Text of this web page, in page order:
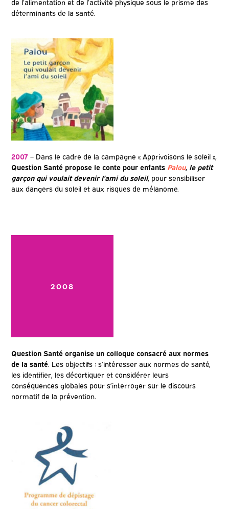
déterminants de la santé.
2007 – Dans le cadre de la campagne « Apprivoisons le soleil »,
Question Santé propose le conte pour enfants Palou, le petit
garçon qui voulait devenir l’ami du soleil, pour sensibiliser
aux dangers du soleil et aux risques de mélanome.
2008
Question Santé organise un colloque consacré aux normes
de la santé. Les objectifs : s’intéresser aux normes de santé,
les identifier, les décortiquer et considérer leurs
conséquences globales pour s’interroger sur le discours
normatif de la prévention.